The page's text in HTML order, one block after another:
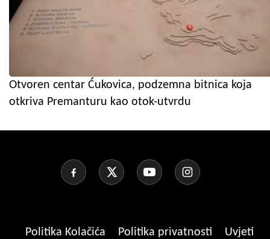
Otvoren centar Ćukovica, podzemna bitnica koja
otkriva Premanturu kao otok-utvrdu
Politika Kolačića Politika privatnosti
Uvjeti